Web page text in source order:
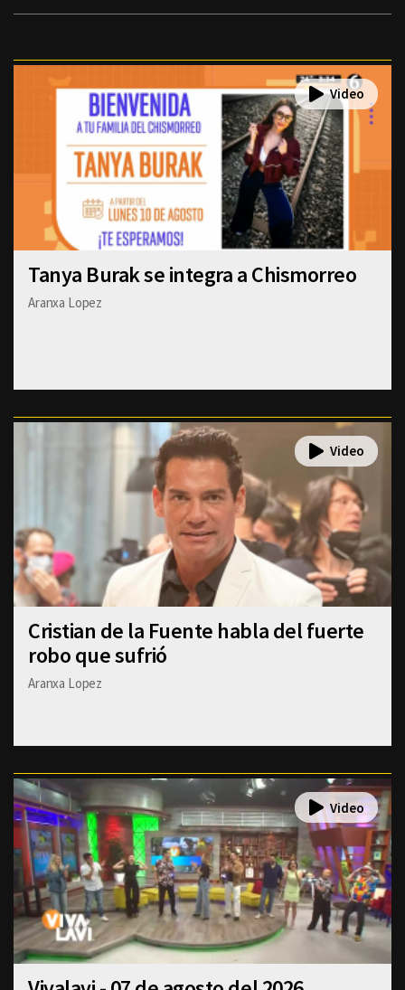
Tanya Burak se integra a Chismorreo
Aranxa Lopez
Cristian de la Fuente habla del fuerte
robo que sufrió
Aranxa Lopez